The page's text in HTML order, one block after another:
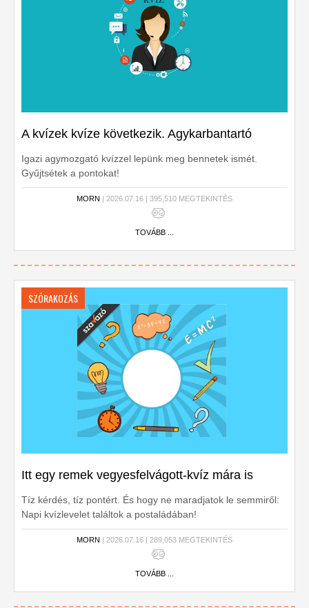
A kvízek kvíze következik. Agykarbantartó
Igazi agymozgató kvízzel lepünk meg bennetek ismét.
Gyűjtsétek a pontokat!
MORN | 2026.07.16 | 395,510 MEGTEKINTÉS
TOVÁBB ...
SZÓRAKOZÁS
Itt egy remek vegyesfelvágott-kvíz mára is
Tíz kérdés, tíz pontért. És hogy ne maradjatok le semmiről:
Napi kvízlevelet találtok a postaládában!
MORN | 2026.07.16 | 289,053 MEGTEKINTÉS
TOVÁBB ...